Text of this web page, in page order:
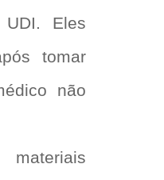
Eles
tomar
não